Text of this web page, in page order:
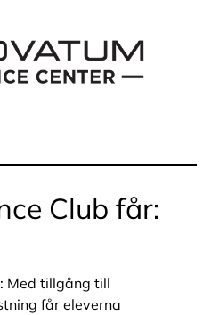
Club får:
Med tillgång till
får eleverna